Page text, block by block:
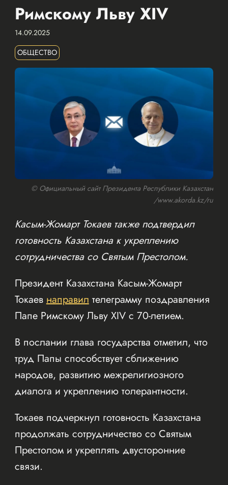
Римскому Льву XIV
14.09.2025
ОБЩЕСТВО
© Официальный сайт Президента Республики Казахстан
/www.akorda.kz/ru
Касым-Жомарт Токаев также подтвердил
готовность Казахстана к укреплению
сотрудничества со Святым Престолом.
Президент Казахстана Касым-Жомарт
Токаевнаправилтелеграмму поздравления
Папе Римскому Льву XIV с 70-летием.
В послании глава государства отметил, что
труд Папы способствует сближению
народов, развитию межрелигиозного
диалога и укреплению толерантности.
Токаев подчеркнул готовность Казахстана
продолжать сотрудничество со Святым
Престолом и укреплять двусторонние
связи.